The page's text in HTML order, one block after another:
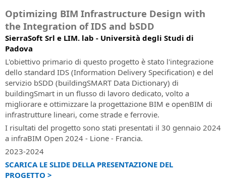
stradale
e
idraulica
Rails
Design
Studio
Software
BIM
per
la
progettazione
ferroviaria
e
stradale
Estensione
software
per
l'analisi
e
la
verifica
informativa
prodotti
e
trial
version
Supporto
tecnico
Caratteristiche
del
servizio
Richiesta
supporto
tecnico
Assistenza
clienti
Notizie
e
Newsletter
Le
ultime
notizie
da
SierraSoft
Eventi
in
presenza
Tutte
le
sui
prossimi
prodotti,
i
servizi
e
attività
di
SierraSoft
line
Condizioni
Generali
di
Contratto
Prendi
visione
delle
Condizioni
Generali
di
Contratto
Modalità
di
pagamento
Deutsch
Français
Optimizing BIM Infrastructure Design with
the Integration of IDS and bSDD
SierraSoft Srl e LIM. lab - Università degli Studi di
Padova
L'obiettivo primario di questo progetto è stato l'integrazione
dello standard IDS (Information Delivery Specification) e del
servizio bSDD (buildingSMART Data Dictionary) di
buildingSmart in un flusso di lavoro dedicato, volto a
migliorare e ottimizzare la progettazione BIM e openBIM di
infrastrutture lineari, come strade e ferrovie.
I risultati del progetto sono stati presentati il 30 gennaio 2024
a infraBIM Open 2024 - Lione - Francia.
2023-2024
SCARICA LE SLIDE DELLA PRESENTAZIONE DEL
PROGETTO >